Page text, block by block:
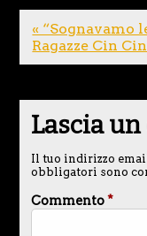
« “Sognavamo
Ragazze Cin
Lascia
Il tuo indirizzo
obbligatori sono
Commento*